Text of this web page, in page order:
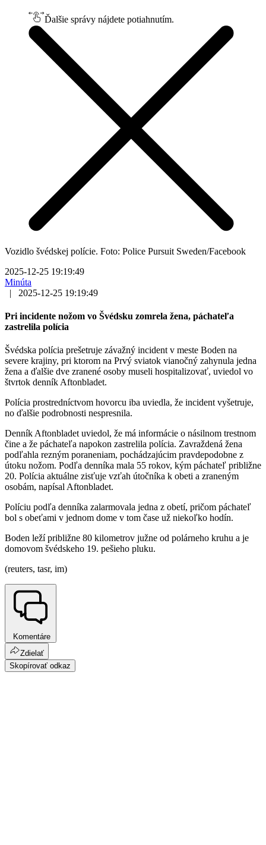
Ďalšie správy nájdete potiahnutím.
Vozidlo švédskej polície. Foto: Police Pursuit Sweden/Facebook
2025-12-25 19:19:49
Minúta
|
2025-12-25 19:19:49
Pri incidente nožom vo Švédsku zomrela žena, páchateľa
zastrelila polícia
Švédska polícia prešetruje závažný incident v meste Boden na
severe krajiny, pri ktorom na Prvý sviatok vianočný zahynula jedna
žena a ďalšie dve zranené osoby museli hospitalizovať, uviedol vo
štvrtok denník Aftonbladet.
Polícia prostredníctvom hovorcu iba uviedla, že incident vyšetruje,
no ďalšie podrobnosti nespresnila.
Denník Aftonbladet uviedol, že má informácie o násilnom trestnom
čine a že páchateľa napokon zastrelila polícia. Zavraždená žena
podľahla rezným poraneniam, pochádzajúcim pravdepodobne z
útoku nožom. Podľa denníka mala 55 rokov, kým páchateľ približne
20. Polícia aktuálne zisťuje vzťah útočníka k obeti a zraneným
osobám, napísal Aftonbladet.
Políciu podľa denníka zalarmovala jedna z obetí, pričom páchateľ
bol s obeťami v jednom dome v tom čase už niekoľko hodín.
Boden leží približne 80 kilometrov južne od polárneho kruhu a je
domovom švédskeho 19. pešieho pluku.
(reuters, tasr, im)
Komentáre
Zdielať
Skopírovať odkaz